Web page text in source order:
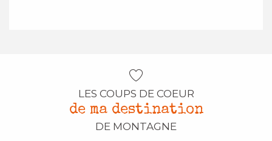
LES COUPS DE COEUR
de ma destination
DE MONTAGNE